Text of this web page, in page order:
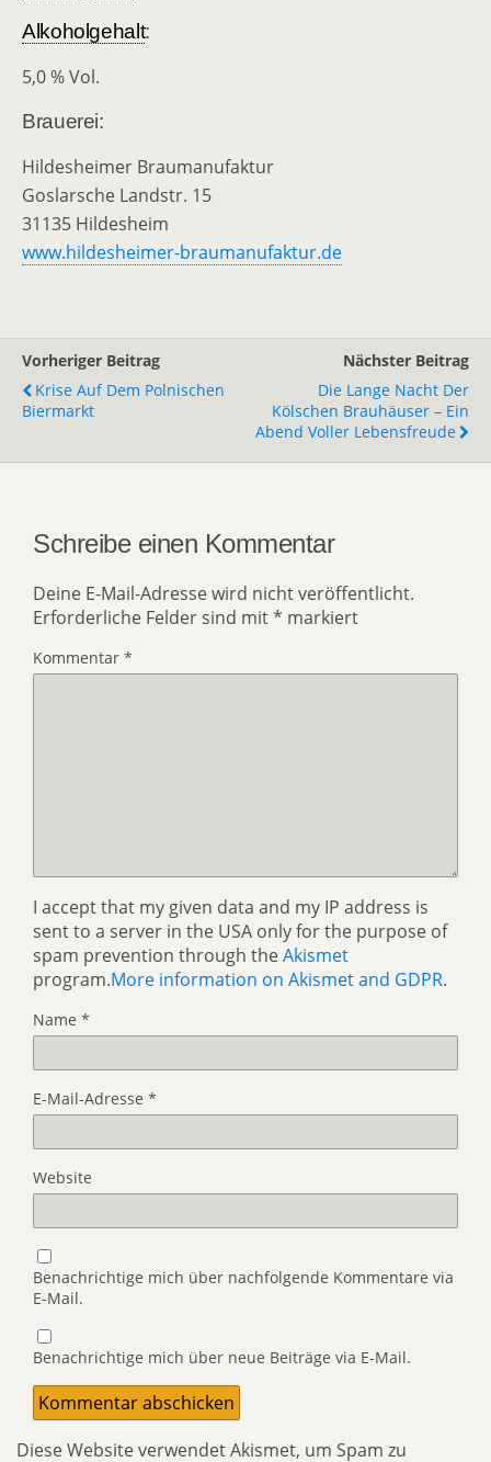
Alkoholgehalt:
5,0 % Vol.
Brauerei:
Hildesheimer Braumanufaktur
Goslarsche Landstr. 15
31135 Hildesheim
www.hildesheimer-braumanufaktur.de
Vorheriger Beitrag
Krise Auf Dem Polnischen
Biermarkt
Nächster Beitrag
Die Lange Nacht Der
Kölschen Brauhäuser – Ein
Abend Voller Lebensfreude
Schreibe einen Kommentar
Deine E-Mail-Adresse wird nicht veröffentlicht.
Erforderliche Felder sind mit* markiert
Kommentar *
I accept that my given data and my IP address is
sent to a server in the USA only for the purpose of
spam prevention through theAkismet
program.More information on Akismet and GDPR.
Name *
E-Mail-Adresse *
Website
Benachrichtige mich über nachfolgende Kommentare via
E-Mail.
Benachrichtige mich über neue Beiträge via E-Mail.
Diese Website verwendet Akismet, um Spam zu